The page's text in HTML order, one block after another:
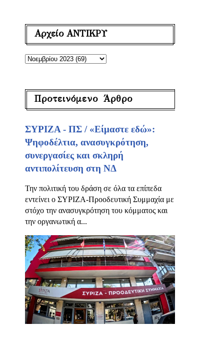
Αρχείο ΑΝΤΙΚΡΥ
Προτεινόμενο Άρθρο
ΣΥΡΙΖΑ - ΠΣ / «Είμαστε εδώ»:
Ψηφοδέλτια, ανασυγκρότηση,
συνεργασίες και σκληρή
αντιπολίτευση στη ΝΔ
Την πολιτική του δράση σε όλα τα επίπεδα
εντείνει ο ΣΥΡΙΖΑ-Προοδευτική Συμμαχία με
στόχο την ανασυγκρότηση του κόμματος και
την οργανωτική α...